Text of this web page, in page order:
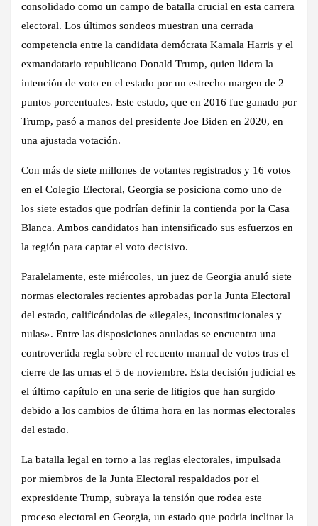
consolidado como un campo de batalla crucial en esta carrera
electoral. Los últimos sondeos muestran una cerrada
competencia entre la candidata demócrata Kamala Harris y el
exmandatario republicano Donald Trump, quien lidera la
intención de voto en el estado por un estrecho margen de 2
puntos porcentuales. Este estado, que en 2016 fue ganado por
Trump, pasó a manos del presidente Joe Biden en 2020, en
una ajustada votación.
Con más de siete millones de votantes registrados y 16 votos
en el Colegio Electoral, Georgia se posiciona como uno de
los siete estados que podrían definir la contienda por la Casa
Blanca. Ambos candidatos han intensificado sus esfuerzos en
la región para captar el voto decisivo.
Paralelamente, este miércoles, un juez de Georgia anuló siete
normas electorales recientes aprobadas por la Junta Electoral
del estado, calificándolas de «ilegales, inconstitucionales y
nulas». Entre las disposiciones anuladas se encuentra una
controvertida regla sobre el recuento manual de votos tras el
cierre de las urnas el 5 de noviembre. Esta decisión judicial es
el último capítulo en una serie de litigios que han surgido
debido a los cambios de última hora en las normas electorales
del estado.
La batalla legal en torno a las reglas electorales, impulsada
por miembros de la Junta Electoral respaldados por el
expresidente Trump, subraya la tensión que rodea este
proceso electoral en Georgia, un estado que podría inclinar la